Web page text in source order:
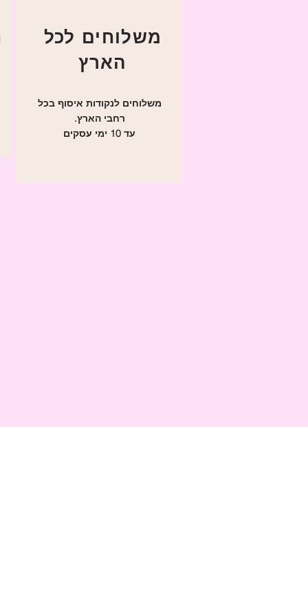
משלוחים לכל
הארץ
משלוחים לנקודות איסוף בכל
רחבי הארץ.
עד 10 ימי עסקים